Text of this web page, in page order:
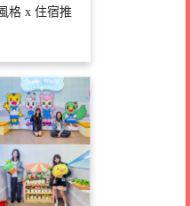
格 x 住宿推